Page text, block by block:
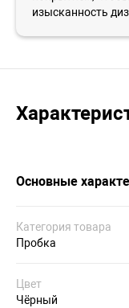
изысканность
Основные
Категория товара
Пробка
Цвет
Чёрный